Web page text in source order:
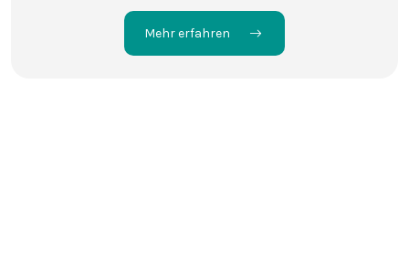
Mehr erfahren